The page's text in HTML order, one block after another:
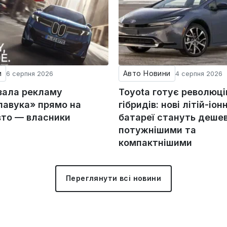
6 серпня 2026
рекламу
прямо на
— власники
Авто Новини 4 серпня 2026
Toyota готує
гібридів: нові літій-
батареї стануть
потужнішими та
компактнішими
Переглянути всі новини